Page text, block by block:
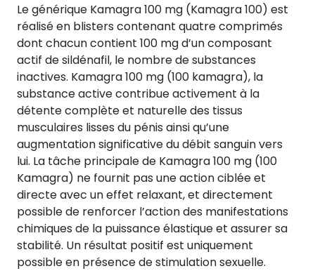
Le générique Kamagra 100 mg (Kamagra 100) est
réalisé en blisters contenant quatre comprimés
dont chacun contient 100 mg d’un composant
actif de sildénafil, le nombre de substances
inactives. Kamagra 100 mg (100 kamagra), la
substance active contribue activement à la
détente complète et naturelle des tissus
musculaires lisses du pénis ainsi qu’une
augmentation significative du débit sanguin vers
lui. La tâche principale de Kamagra 100 mg (100
Kamagra) ne fournit pas une action ciblée et
directe avec un effet relaxant, et directement
possible de renforcer l’action des manifestations
chimiques de la puissance élastique et assurer sa
stabilité. Un résultat positif est uniquement
possible en présence de stimulation sexuelle.